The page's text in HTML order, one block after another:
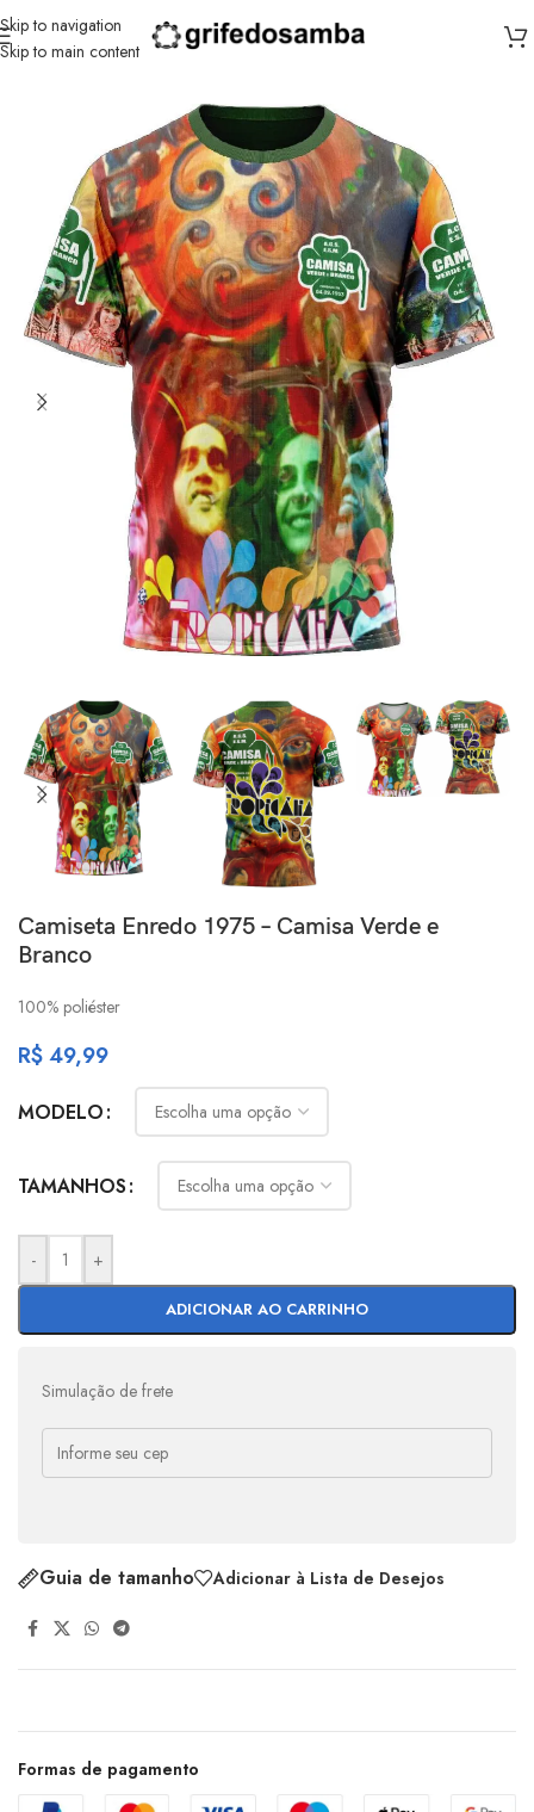
Skip to navigation
Skip to main content
Início/Camisa Verde e Branco
Camiseta Enredo 1975 – Camisa Verde e
Branco
100% poliéster
R$49,99
MODELO
TAMANHOS
- +
ADICIONAR AO CARRINHO
Simulação de frete
Guia de tamanho Adicionar à Lista de Desejos
Formas de pagamento